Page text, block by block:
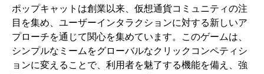
ポップキャットは創業以来、仮想通貨コミュニティの注
目を集め、ユーザーインタラクションに対する新しいア
プローチを通じて関心を集めています。このゲームは、
シンプルなミームをグローバルなクリックコンペティシ
ョンに変えることで、利用者を魅了する機能を備え、強